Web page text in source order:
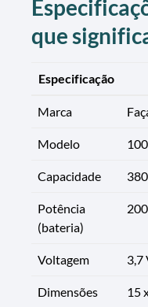
que
Especificação
Marca
Modelo 100
Capacidade
Potência
(bateria)
Voltagem 3,7
Dimensões 15